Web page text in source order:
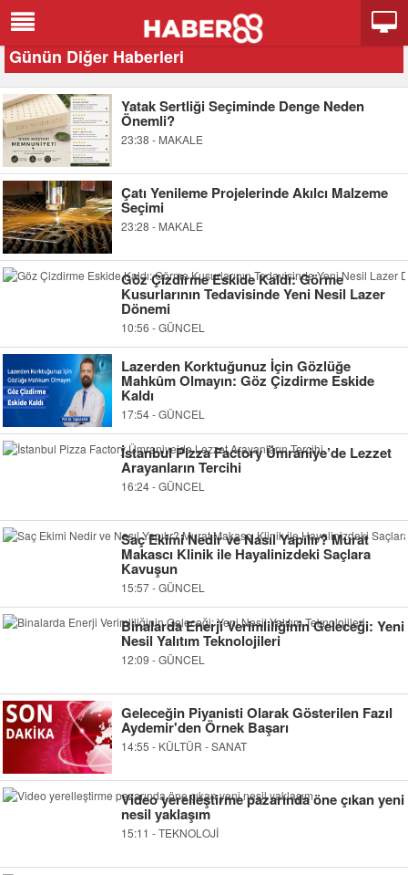
Günün Diğer Haberleri
Yatak Sertliği Seçiminde Denge Neden
Önemli?
23:38 - MAKALE
Çatı Yenileme Projelerinde Akılcı Malzeme
Seçimi
23:28 - MAKALE
Göz Çizdirme Eskide Kaldı: Görme
Kusurlarının Tedavisinde Yeni Nesil Lazer
Dönemi
10:56 - GÜNCEL
Lazerden Korktuğunuz İçin Gözlüğe
Mahkûm Olmayın: Göz Çizdirme Eskide
Kaldı
17:54 - GÜNCEL
İstanbul Pizza Factory Ümraniye’de Lezzet
Arayanların Tercihi
16:24 - GÜNCEL
Saç Ekimi Nedir ve Nasıl Yapılır? Murat
Makascı Klinik ile Hayalinizdeki Saçlara
Kavuşun
15:57 - GÜNCEL
Binalarda Enerji Verimliliğinin Geleceği: Yeni
Nesil Yalıtım Teknolojileri
12:09 - GÜNCEL
Geleceğin Piyanisti Olarak Gösterilen Fazıl
Aydemir'den Örnek Başarı
14:55 - KÜLTÜR - SANAT
Video yerelleştirme pazarında öne çıkan yeni
nesil yaklaşım
15:11 - TEKNOLOJİ